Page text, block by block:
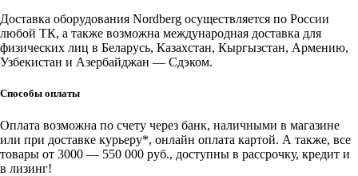
(4
шт.)
Доставка оборудования Nordberg осуществляется по России
любой ТК, а также возможна международная доставка для
физических лиц в Беларусь, Казахстан, Кыргызстан, Армению,
Узбекистан и Азербайджан — Сдэком.
Способы оплаты
Оплата возможна по счету через банк, наличными в магазине
или при доставке курьеру*, онлайн оплата картой. А также, все
товары от 3000 — 550 000 руб., доступны в рассрочку, кредит и
в лизинг!